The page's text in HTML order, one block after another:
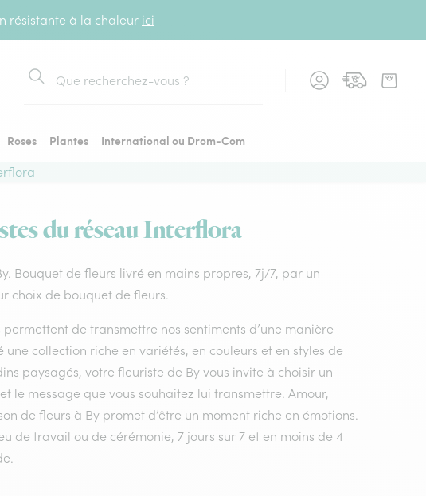
résistante à la chaleur ici
Rechercher
Roses Plantes
International ou Drom-Com
du réseau Interflora
Bouquet de fleurs livré en mains propres, 7j/7, par un
choix de bouquet de fleurs.
de transmettre nos sentiments d’une manière
collection riche en variétés, en couleurs et en styles de
paysagés, votre fleuriste de By vous invite à choisir un
le message que vous souhaitez lui transmettre. Amour,
de fleurs à By promet d’être un moment riche en émotions.
de travail ou de cérémonie, 7 jours sur 7 et en moins de 4